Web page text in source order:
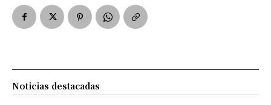
Noticias destacadas